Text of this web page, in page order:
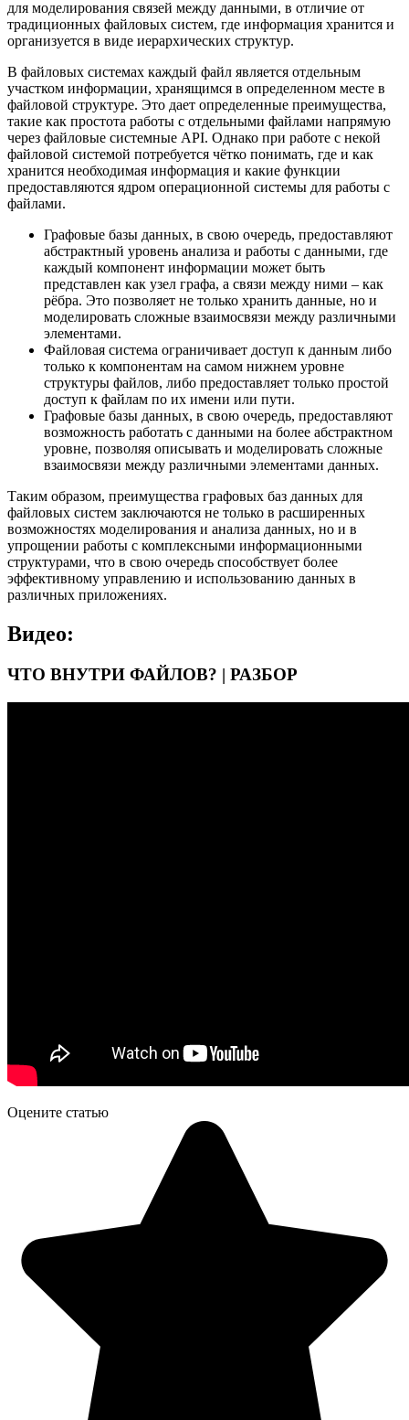
для моделирования связей между данными, в отличие от
традиционных файловых систем, где информация хранится и
организуется в виде иерархических структур.
В файловых системах каждый файл является отдельным
участком информации, хранящимся в определенном месте в
файловой структуре. Это дает определенные преимущества,
такие как простота работы с отдельными файлами напрямую
через файловые системные API. Однако при работе с некой
файловой системой потребуется чётко понимать, где и как
хранится необходимая информация и какие функции
предоставляются ядром операционной системы для работы с
файлами.
Графовые базы данных, в свою очередь, предоставляют
абстрактный уровень анализа и работы с данными, где
каждый компонент информации может быть
представлен как узел графа, а связи между ними – как
рёбра. Это позволяет не только хранить данные, но и
моделировать сложные взаимосвязи между различными
элементами.
Файловая система ограничивает доступ к данным либо
только к компонентам на самом нижнем уровне
структуры файлов, либо предоставляет только простой
доступ к файлам по их имени или пути.
Графовые базы данных, в свою очередь, предоставляют
возможность работать с данными на более абстрактном
уровне, позволяя описывать и моделировать сложные
взаимосвязи между различными элементами данных.
Таким образом, преимущества графовых баз данных для
файловых систем заключаются не только в расширенных
возможностях моделирования и анализа данных, но и в
упрощении работы с комплексными информационными
структурами, что в свою очередь способствует более
эффективному управлению и использованию данных в
различных приложениях.
Видео:
ЧТО ВНУТРИ ФАЙЛОВ? | РАЗБОР
Оцените статью